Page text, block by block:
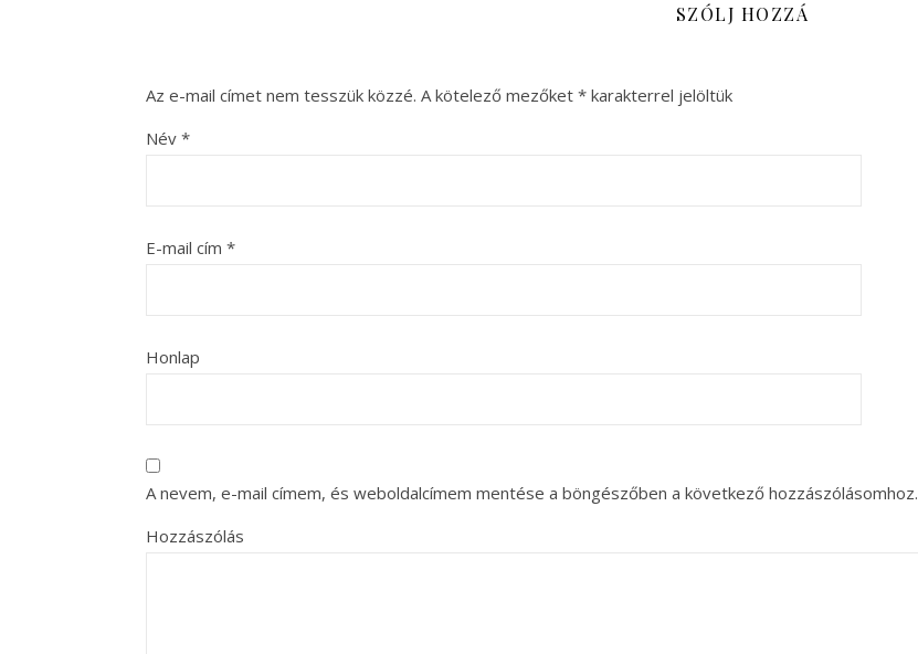
SZÓLJ HOZZÁ
Az e-mail címet nem tesszük közzé. A kötelező mezőket * karakterrel jelöltük
Név *
E-mail cím *
Honlap
A nevem, e-mail címem, és weboldalcímem mentése a böngészőben a következő hozzászólásomhoz.
Hozzászólás